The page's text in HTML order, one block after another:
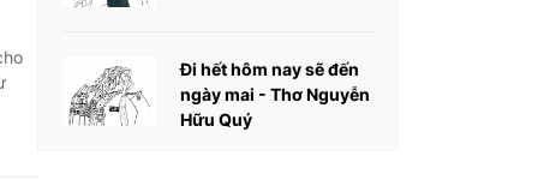
Đi hết hôm nay sẽ đến
ngày mai - Thơ Nguyễn
Hữu Quý